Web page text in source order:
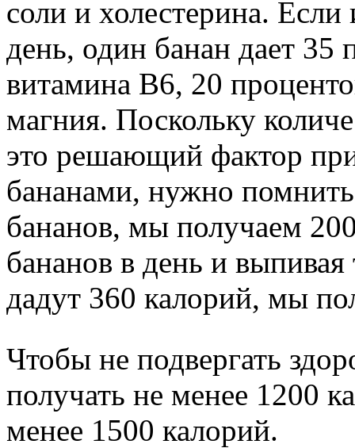
соли и холестерина.
день, один банан дает
витамина В6, 20
магния. Поскольку
это решающий фактор
бананами, нужно помнить
бананов, мы получаем
бананов в день и
дадут 360 калорий, мы
Чтобы не подвергать
получать не менее 1200
менее 1500 калорий.